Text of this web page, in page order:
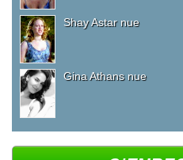
Shay Astar nue
Gina Athans nue